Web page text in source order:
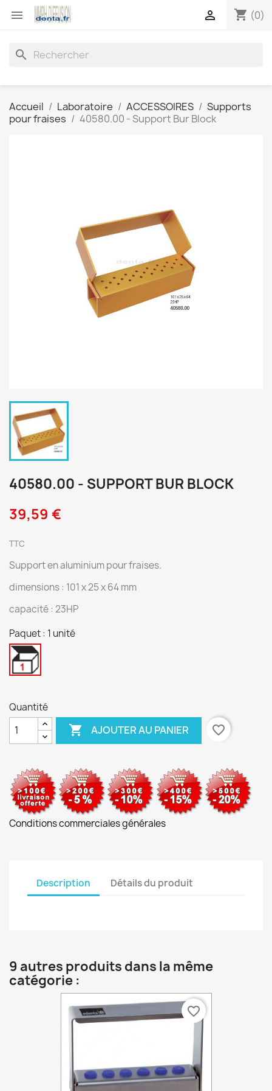
 shopping_cart (0)

search
Accueil Laboratoire ACCESSOIRES
Supports
pour fraises
40580.00 - Support Bur Block
40580.00 - SUPPORT BUR BLOCK
39,59 €
TTC
Support en aluminium pour fraises.
dimensions : 101 x 25 x 64 mm
capacité : 23HP
Paquet : 1 unité
1
Quantité
 AJOUTER AU PANIER favorite_border
Conditions commerciales générales
Description Détails du produit
9 autres produits dans la même
catégorie :
favorite_border